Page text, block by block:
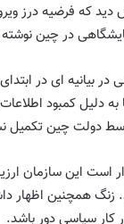
دید که فرضیه درز
در چین
بیانیه ای در
دلیل کمبود
دولت چین تکمیل
است این سازمان
زنگ همچنین اظهار
کار سیاسی دور باشد.